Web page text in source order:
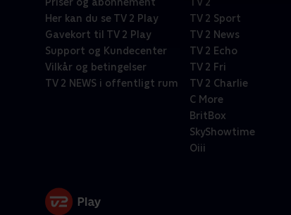
Her kan du se TV 2 Play
Gavekort til TV 2 Play
Support og Kundecenter
Vilkår og betingelser
TV 2 NEWS i offentligt rum
TV 2 Sport
TV 2 News
TV 2 Echo
TV 2 Fri
TV 2 Charlie
C More
BritBox
SkyShowtime
Oiii